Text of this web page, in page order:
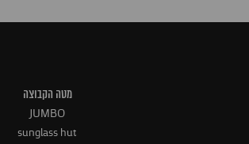
מטה הקבוצה
JUMBO
sunglass hut